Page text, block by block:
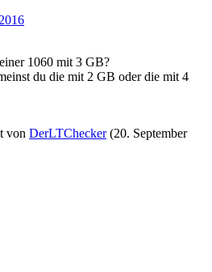
1060 mit 3 GB?
du die mit 2 GB oder die mit 4
von DerLTChecker(20. September